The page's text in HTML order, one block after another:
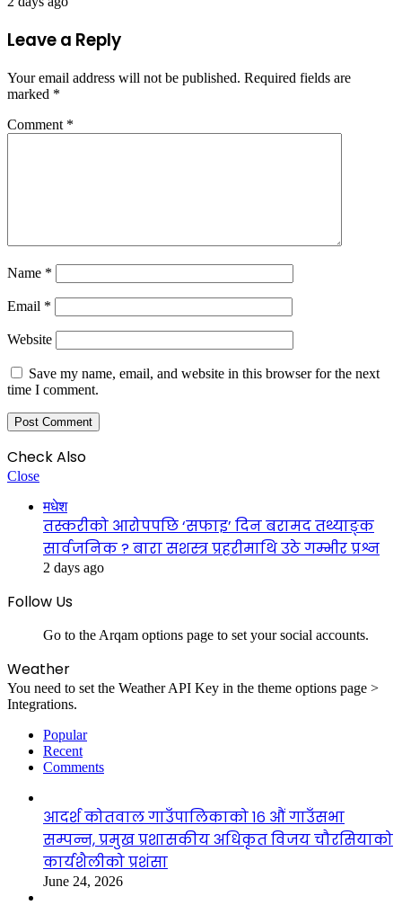
Leave a Reply
Your email address will not be published. Required fields are
marked *
Comment *
Name *
Email *
Website
Save my name, email, and website in this browser for the next
time I comment.
Check Also
Close
मधेश
तस्करीको आरोपपछि ‘सफाइ’ दिन बरामद तथ्याङ्क
सार्वजनिक ? बारा सशस्त्र प्रहरीमाथि उठे गम्भीर प्रश्न
2 days ago
Follow Us
Go to the Arqam options page to set your social accounts.
Weather
You need to set the Weather API Key in the theme options page >
Integrations.
Popular
Recent
Comments
आदर्श कोतवाल गाउँपालिकाको १६ औं गाउँसभा
सम्पन्न, प्रमुख प्रशासकीय अधिकृत विजय चौरसियाको
कार्यशैलीको प्रशंसा
June 24, 2026